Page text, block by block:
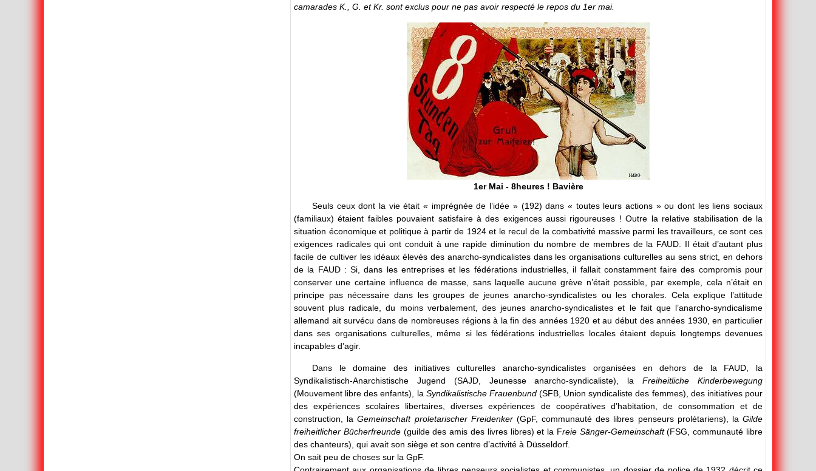
camarades K., G. et Kr. sont exclus pour ne pas avoir respecté le repos du 1er mai.
1er Mai - 8heures ! Bavière
Seuls ceux dont la vie était « imprégnée de l’idée » (192) dans « toutes leurs actions » ou dont les liens sociaux
(familiaux) étaient faibles pouvaient satisfaire à des exigences aussi rigoureuses ! Outre la relative stabilisation de la
situation économique et politique à partir de 1924 et le recul de la combativité massive parmi les travailleurs, ce sont ces
exigences radicales qui ont conduit à une rapide diminution du nombre de membres de la FAUD. Il était d’autant plus
facile de cultiver les idéaux élevés des anarcho-syndicalistes dans les organisations culturelles au sens strict, en dehors
de la FAUD : Si, dans les entreprises et les fédérations industrielles, il fallait constamment faire des compromis pour
conserver une certaine influence de masse, sans laquelle aucune grève n’était possible, par exemple, cela n’était en
principe pas nécessaire dans les groupes de jeunes anarcho-syndicalistes ou les chorales. Cela explique l’attitude
souvent plus radicale, du moins verbalement, des jeunes anarcho-syndicalistes et le fait que l’anarcho-syndicalisme
allemand ait survécu dans de nombreuses régions à la fin des années 1920 et au début des années 1930, en particulier
dans ses organisations culturelles, même si les fédérations industrielles locales étaient depuis longtemps devenues
incapables d’agir.
Dans le domaine des initiatives culturelles anarcho-syndicalistes organisées en dehors de la FAUD, la
Syndikalistisch-Anarchistische Jugend (SAJD, Jeunesse anarcho-syndicaliste), laFreiheitliche Kinderbewegung
(Mouvement libre des enfants), la Syndikalistische Frauenbund(SFB, Union syndicaliste des femmes), des initiatives pour
des expériences scolaires libertaires, diverses expériences de coopératives d’habitation, de consommation et de
construction, la Gemeinschaft proletarischer Freidenker(GpF, communauté des libres penseurs prolétariens), la Gilde
freiheitlicher Bücherfreunde (guilde des amis des livres libres) et la Freie Sänger-Gemeinschaft(FSG, communauté libre
des chanteurs), qui avait son siège et son centre d’activité à Düsseldorf.
On sait peu de choses sur la GpF.